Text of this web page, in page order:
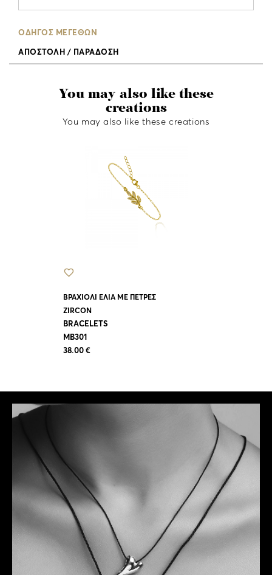
ΟΔΗΓΟΣ ΜΕΓΕΘΩΝ
ΑΠΟΣΤΟΛΗ / ΠΑΡΑΔΟΣΗ
You may also like these
creations
You may also like these creations
ΒΡΑΧΙΟΛΙ ΕΛΙΑ ΜΕ ΠΕΤΡΕΣ
ZIRCON
BRACELETS
MB301
38.00 €